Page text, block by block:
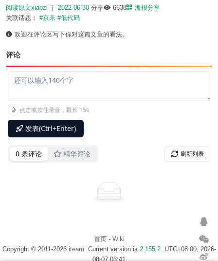
阅读原文xiaozi 于 2022-06-30 分享 6638
海报分享
关联话题： #京东 #低代码
欢迎在评论区写下你对这篇文章的看法。
评论
首页- Wiki
Copyright © 2011-2026 iteam. Current version is 2.155.2. UTC+08:00, 2026-
08-07 03:41